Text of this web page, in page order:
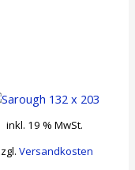
inkl. 19 % MwSt.
Versandkosten